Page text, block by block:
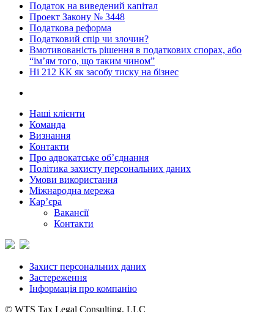
Податок на виведений капітал
Проект Закону № 3448
Податкова реформа
Податковий спір чи злочин?
Вмотивованість рішення в податкових спорах, або
“ім’ям того, що таким чином”
Ні 212 КК як засобу тиску на бізнес
Наші клієнти
Команда
Визнання
Контакти
Про адвокатське об’єднання
Політика захисту персональних даних
Умови використання
Міжнародна мережа
Кар’єра
Вакансії
Контакти
Захист персональних даних
Застереження
Інформація про компанію
© WTS Tax Legal Consulting, LLC